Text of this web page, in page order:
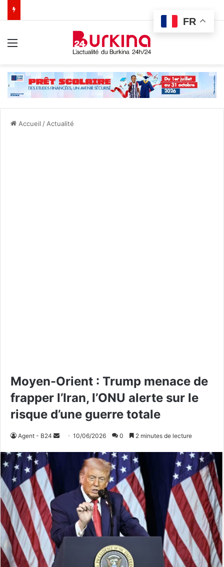
Accueil / Actualité
Moyen-Orient : Trump menace de
frapper l’Iran, l’ONU alerte sur le
risque d’une guerre totale
Agent - B24
e
n
c
10/06/2026 0 2 minutes de lecture
FR